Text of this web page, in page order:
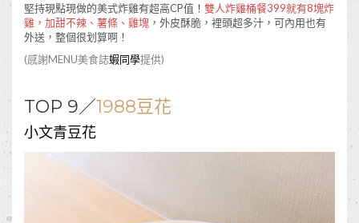
堅持現點現做的美式炸雞有超高CP值！ 雙人炸雞桶餐399就有8塊炸
雞，加甜不辣、薯條、雞塊 ，外皮酥脆，裡頭超多汁，可內用也有
外送，整個很划算啊！
(感謝MENU美食誌蝦同學提供)
TOP 9／1988豆花
小文青豆花